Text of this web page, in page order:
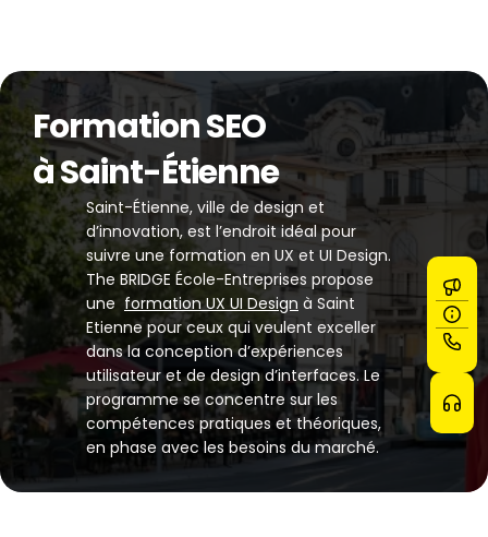
Formation SEO
à Saint-Étienne
Saint-Étienne, ville de design et
d’innovation, est l’endroit idéal pour
suivre une formation en UX et UI Design.
The BRIDGE École-Entreprises propose
une formation UX UI Design à Saint
Etienne pour ceux qui veulent exceller
dans la conception d’expériences
utilisateur et de design d’interfaces. Le
programme se concentre sur les
compétences pratiques et théoriques,
en phase avec les besoins du marché.